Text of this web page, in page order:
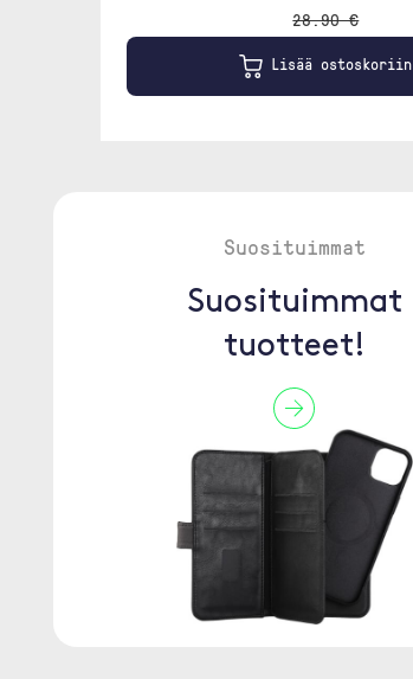
28.90 €
Lisää ostoskoriin
Suosituimmat
Suosituimmat
tuotteet!